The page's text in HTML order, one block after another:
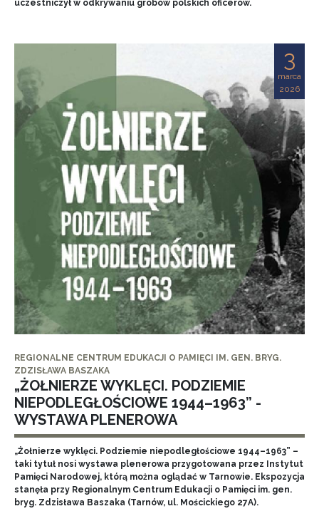
uczestniczył w odkrywaniu grobów polskich oficerów.
3
marca
2026
REGIONALNE CENTRUM EDUKACJI O PAMIĘCI IM. GEN. BRYG.
ZDZISŁAWA BASZAKA
„ŻOŁNIERZE WYKLĘCI. PODZIEMIE
NIEPODLEGŁOŚCIOWE 1944–1963” -
WYSTAWA PLENEROWA
„Żołnierze wyklęci. Podziemie niepodległościowe 1944–1963” –
taki tytuł nosi wystawa plenerowa przygotowana przez Instytut
Pamięci Narodowej, którą można oglądać w Tarnowie. Ekspozycja
stanęła przy Regionalnym Centrum Edukacji o Pamięci im. gen.
bryg. Zdzisława Baszaka (Tarnów, ul. Mościckiego 27A).